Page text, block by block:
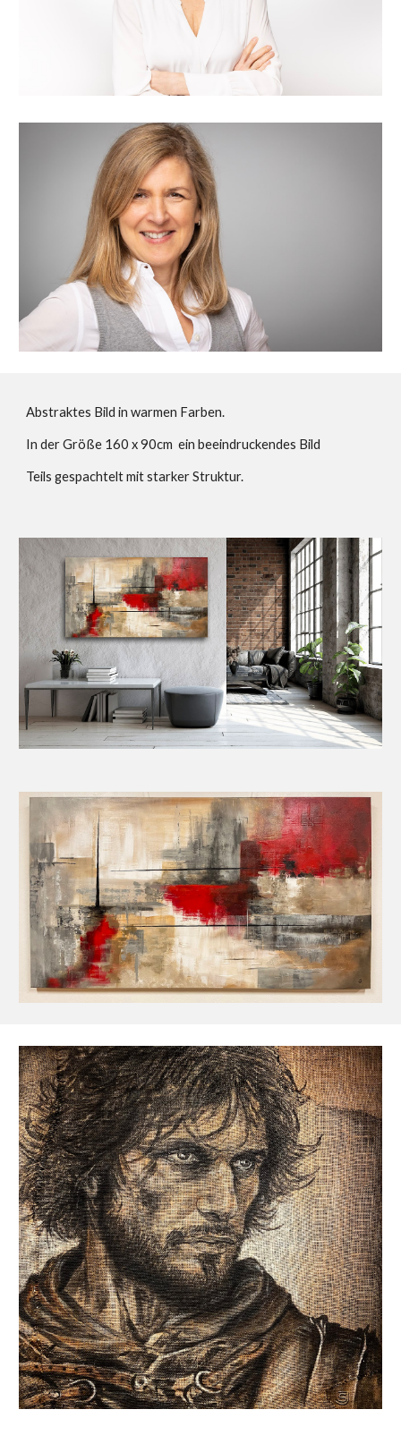
Abstraktes Bild in warmen Farben.
In der Größe 160 x 90cm ein beeindruckendes Bild
Teils gespachtelt mit starker Struktur.